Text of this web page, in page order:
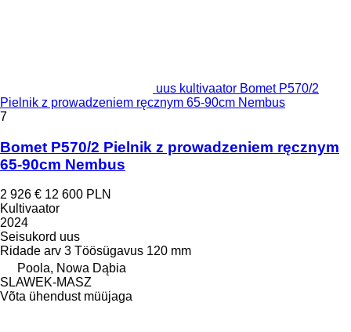
uus kultivaator Bomet P570/2
Pielnik z prowadzeniem ręcznym 65-90cm Nembus
7
Bomet P570/2 Pielnik z prowadzeniem ręcznym
65-90cm Nembus
2 926 € 12 600 PLN
Kultivaator
2024
Seisukord uus
Ridade arv 3 Töösügavus 120 mm
Poola, Nowa Dąbia
SLAWEK-MASZ
Võta ühendust müüjaga